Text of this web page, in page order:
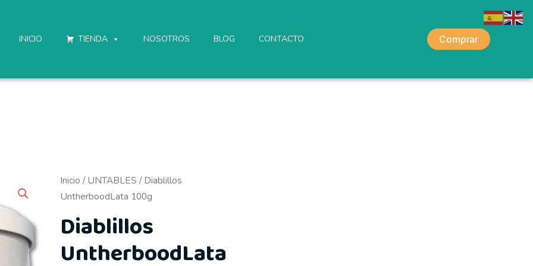
INICIO TIENDA NOSOTROS BLOG CONTACTO Comprar
Inicio /UNTABLES / Diablillos
UntherboodLata 100g
Diablillos
UntherboodLata